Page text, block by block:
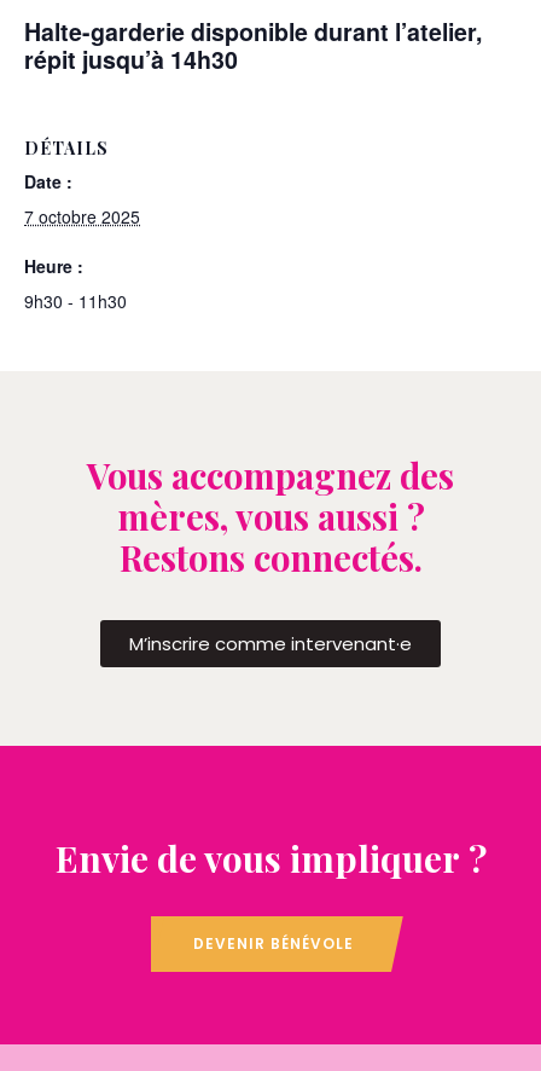
Halte-garderie disponible durant l’atelier,
répit jusqu’à 14h30
DÉTAILS
Date :
7 octobre 2025
Heure :
9h30 - 11h30
Vous accompagnez des
mères, vous aussi ?
Restons connectés.
M’inscrire comme intervenant·e
Envie de vous impliquer ?
DEVENIR BÉNÉVOLE